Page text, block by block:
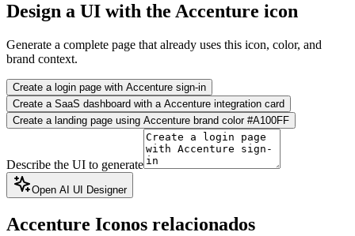
Design a UI with the Accenture icon
Generate a complete page that already uses this icon, color, and
brand context.
Create a login page with Accenture sign-in
Create a SaaS dashboard with a Accenture integration card
Create a landing page using Accenture brand color #A100FF
Describe the UI to generate
Open AI UI Designer
Accenture Iconos relacionados